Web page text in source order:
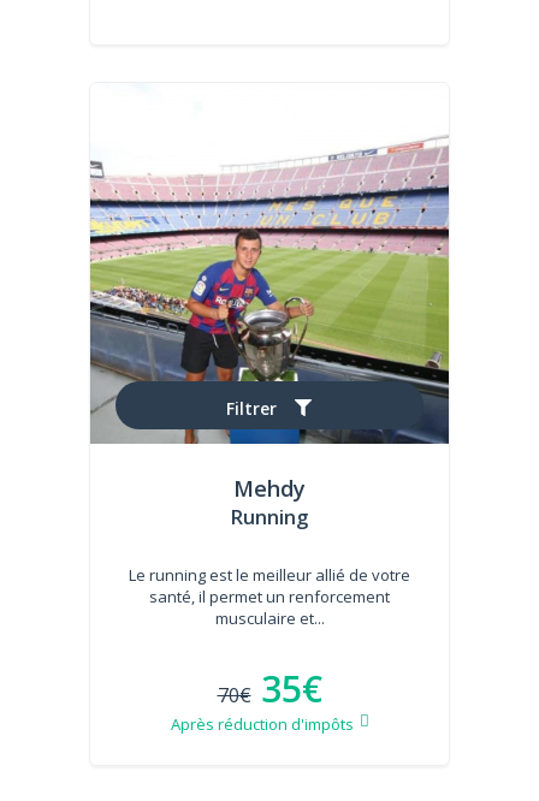
Filtrer
Mehdy
Running
Le running est le meilleur allié de votre
santé, il permet un renforcement
musculaire et...
70€ 35€
Après réduction d'impôts